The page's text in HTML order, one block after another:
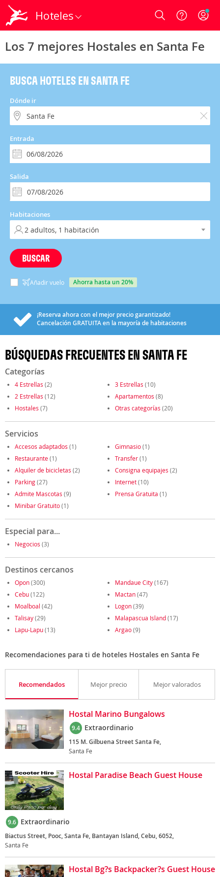
Hoteles Login
Los 7 mejores Hostales en Santa Fe
BUSCA HOTELES EN SANTA FE
Dónde ir
Entrada
Salida
Habitaciones
BUSCAR
Añadir vuelo ahorra hasta un 20%
¡Reserva ahora con el mejor precio garantizado!
Cancelación GRATUITAen la mayoría de habitaciones
BÚSQUEDAS FRECUENTES EN SANTA FE
Categorías
4 Estrellas (2) 3 Estrellas (10)
2 Estrellas (12) Apartamentos (8)
Hostales (7) Otras categorías (20)
Servicios
Accesos adaptados (1) Gimnasio(1)
Restaurante(1) Transfer(1)
Alquiler de bicicletas (2) Consigna equipajes (2)
Parking(27) Internet(10)
Admite Mascotas (9) Prensa Gratuita (1)
Minibar Gratuito(1)
Especial para...
Negocios (3)
Destinos cercanos
Opon(300) Mandaue City(167)
Cebu(122) Mactan(47)
Moalboal (42) Logon(39)
Talisay(29) Malapascua Island(17)
Lapu-Lapu(13) Argao(9)
Recomendaciones para ti de hoteles Hostales en Santa Fe
Recomendados Mejor precio Mejor valorados
Hostal Marino Bungalows
9.4 Extraordinario
115 M. Gilbuena Street Santa Fe,
Santa Fe
Hostal Paradise Beach Guest House
9.6 Extraordinario
Biactus Street, Pooc, Santa Fe, Bantayan Island, Cebu, 6052,
Santa Fe
Hostal Bg?s Backpacker?s Guest House